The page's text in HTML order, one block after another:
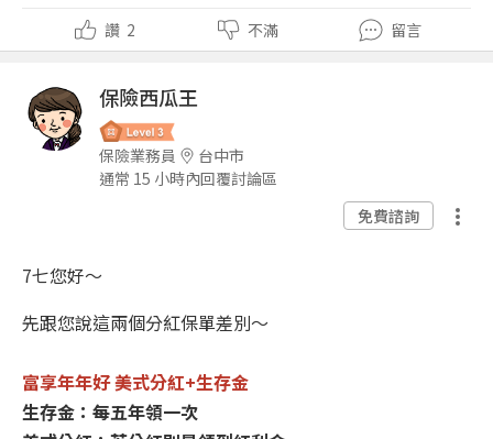
讚 2 不滿 留言
保險西瓜王
保險業務員
台中市
通常 15 小時內回覆討論區
免費諮詢
7七您好～
先跟您說這兩個分紅保單差別～
富享年年好 美式分紅+生存金
生存金：每五年領一次